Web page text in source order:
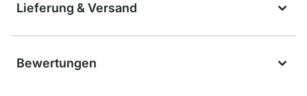
Lieferung & Versand
Bewertungen